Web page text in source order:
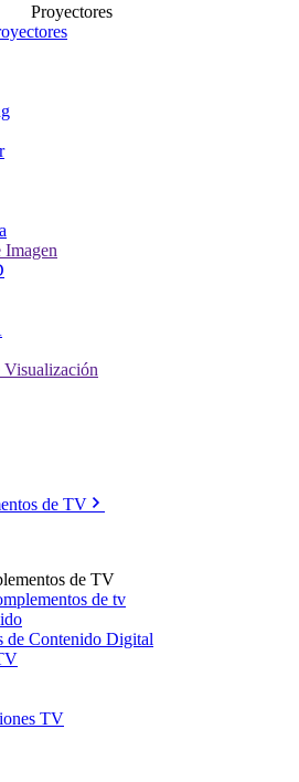
Proyectores
Imagen
Visualización
de TV
de TV
de tv
de Contenido Digital
TV